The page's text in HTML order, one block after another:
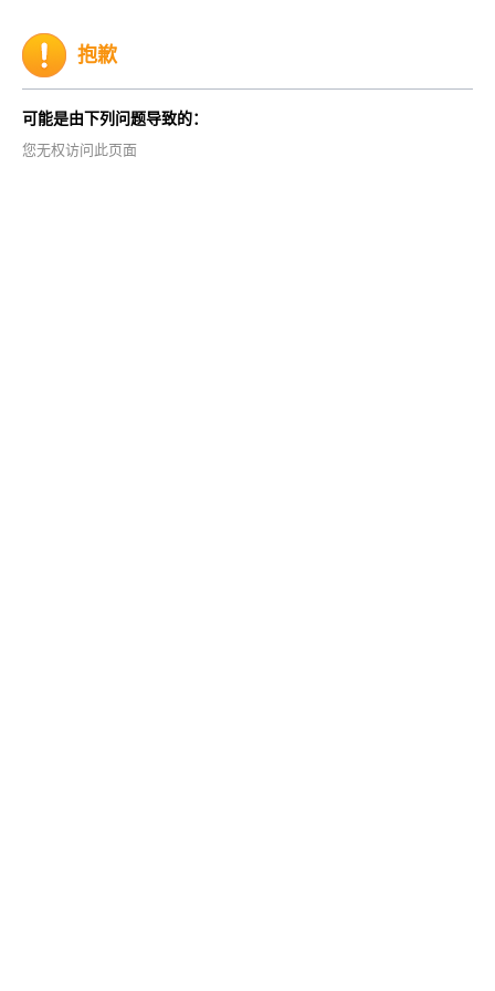
抱歉
可能是由下列问题导致的：
您无权访问此页面